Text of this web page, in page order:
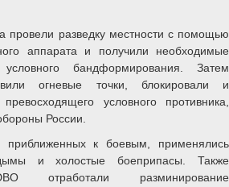
провели разведку местности с помощью
аппарата и получили необходимые
бандформирования. Затем
огневые точки, блокировали и
условного противника,
России.
приближенных к боевым, применялись
и холостые боеприпасы. Также
отработали разминирование